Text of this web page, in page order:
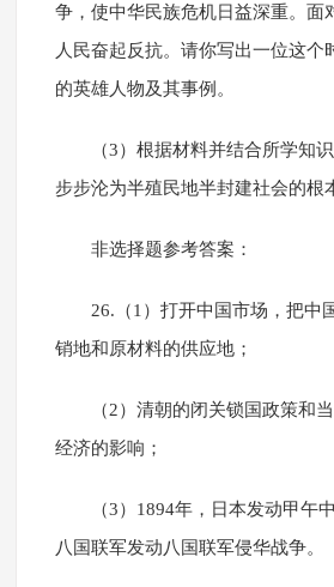
争，使中华民族危机日益深重。面
人民奋起反抗。请你写出一位这个
的英雄人物及其事例。
（3）根据材料并结合所学知
步步沦为半殖民地半封建社会的根
非选择题参考答案：
26.（1）打开中国市场，把中
销地和原材料的供应地；
（2）清朝的闭关锁国政策和
经济的影响；
（3）1894年，日本发动甲午
八国联军发动八国联军侵华战争。